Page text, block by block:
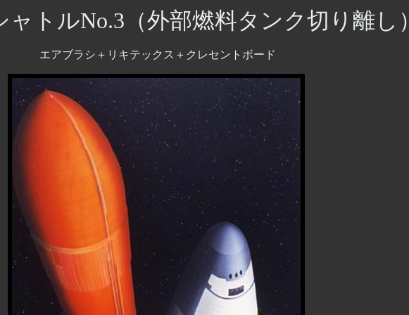
ャトルNo.3（外部燃料タンク切り離し）
エアブラシ＋リキテックス＋クレセントボード